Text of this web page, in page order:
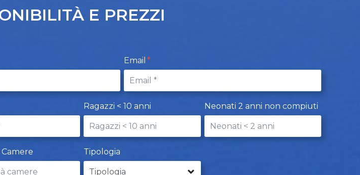
E PREZZI
Email
Ragazzi < 10 anni Neonati 2 anni non compiuti
Tipologia